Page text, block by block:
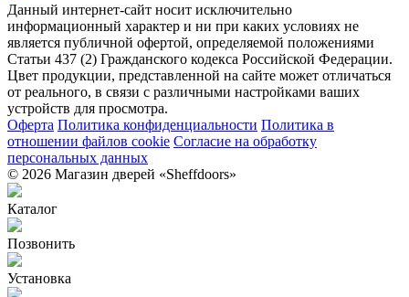
Данный интернет-сайт носит исключительно
информационный характер и ни при каких условиях не
является публичной офертой, определяемой положениями
Статьи 437 (2) Гражданского кодекса Российской Федерации.
Цвет продукции, представленной на сайте может отличаться
от реального, в связи с различными настройками ваших
устройств для просмотра.
Оферта Политика конфиденциальности Политика в
отношении файлов cookie Согласие на обработку
персональных данных
© 2026 Магазин дверей «Sheffdoors»
Каталог
Позвонить
Установка